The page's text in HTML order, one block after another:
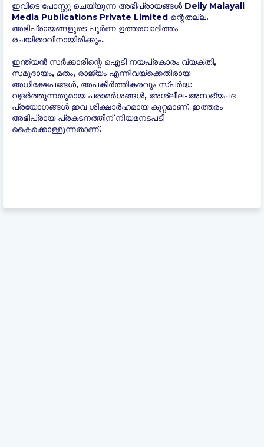
ഇവിടെ പോസ്റ്റു ചെയ്യുന്ന അഭിപ്രായങ്ങൾ Deily Malayali
Media Publications Private Limited ന്റെതല്ല.
അഭിപ്രായങ്ങളുടെ പൂർണ ഉത്തരവാദിത്തം
രചയിതാവിനായിരിക്കും.
ഇന്ത്യന്‍ സർക്കാരിന്റെ ഐടി നയപ്രകാരം വ്യക്തി,
സമുദായം, മതം, രാജ്യം എന്നിവയ്ക്കെതിരായ
അധിക്ഷേപങ്ങൾ, അപകീർത്തികരവും സ്പർദ്ധ
വളർത്തുന്നതുമായ പരാമർശങ്ങൾ, അശ്ലീല-അസഭ്യപദ
പ്രയോഗങ്ങൾ ഇവ ശിക്ഷാർഹമായ കുറ്റമാണ്. ഇത്തരം
അഭിപ്രായ പ്രകടനത്തിന് നിയമനടപടി
കൈക്കൊള്ളുന്നതാണ്.